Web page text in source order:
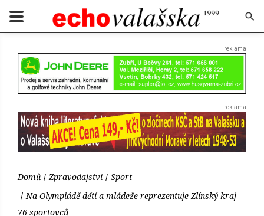
Domů Zpravodajství
Sport
Na Olympiádě dětí a mládeže reprezentuje Zlínský kraj
76 sportovců